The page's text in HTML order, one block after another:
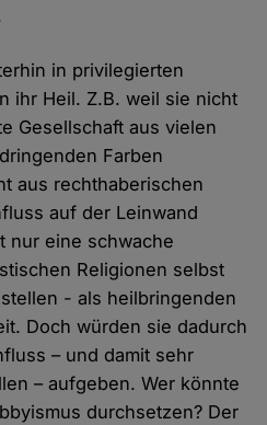
in privilegierten
ihr Heil. Z.B. weil sie nicht
Gesellschaft aus vielen
Farben
aus rechthaberischen
auf der Leinwand
nur eine schwache
Religionen selbst
- als heilbringenden
Doch würden sie dadurch
– und damit sehr
– aufgeben. Wer könnte
durchsetzen? Der